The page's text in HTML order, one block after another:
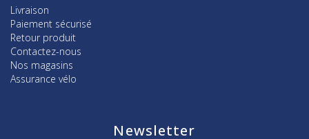
Livraison
Paiement sécurisé
Retour produit
Contactez-nous
Nos magasins
Assurance vélo
Newsletter